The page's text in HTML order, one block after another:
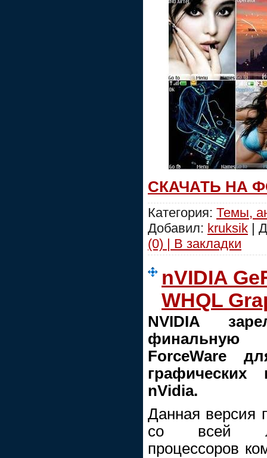
СКАЧАТЬ НА
Категория: Темы,
Добавил: kruksik |
(0) | В закладки
nVIDIA
WHQL
NVIDIA
финальную
ForceWare
графических
nVidia.
Данная версия
со всей
процессоров